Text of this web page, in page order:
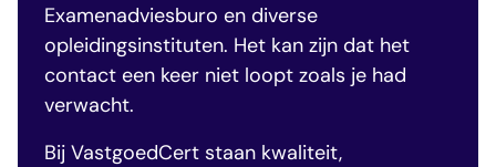
Examenadviesburo en diverse
opleidingsinstituten. Het kan zijn dat het
contact een keer niet loopt zoals je had
verwacht.
Bij VastgoedCert staan kwaliteit,